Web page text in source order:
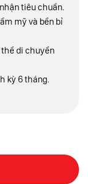
tiêu chuẩn.
mỹ và bền bỉ
di chuyển
kỳ 6 tháng.